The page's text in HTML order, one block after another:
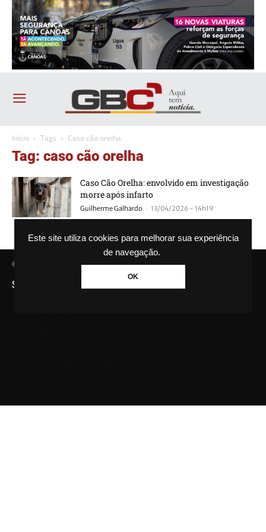
Este site utiliza cookies para melhorar sua experiência
de navegação.
OK
Início Tags Caso cão orelha
Tag: caso cão orelha
Caso Cão Orelha: envolvido em investigação
morre após infarto
Guilherme Galhardo - 13/04/2026 - 14h19
© Agência GBC. Aqui tem notícia. Todos os direitos reservados.
SAIBA MAIS SOBRE A AGÊNCIA GBC